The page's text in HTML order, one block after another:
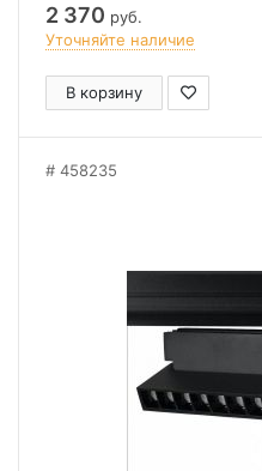
2 370 руб.
Уточняйте наличие
В корзину
458235